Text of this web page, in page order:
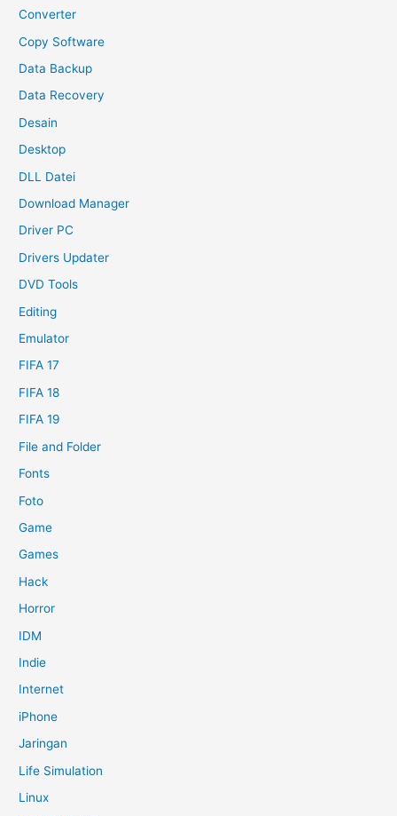
Converter
Copy Software
Data Backup
Data Recovery
Desain
Desktop
DLL Datei
Download Manager
Driver PC
Drivers Updater
DVD Tools
Editing
Emulator
FIFA 17
FIFA 18
FIFA 19
File and Folder
Fonts
Foto
Game
Games
Hack
Horror
IDM
Indie
Internet
iPhone
Jaringan
Life Simulation
Linux